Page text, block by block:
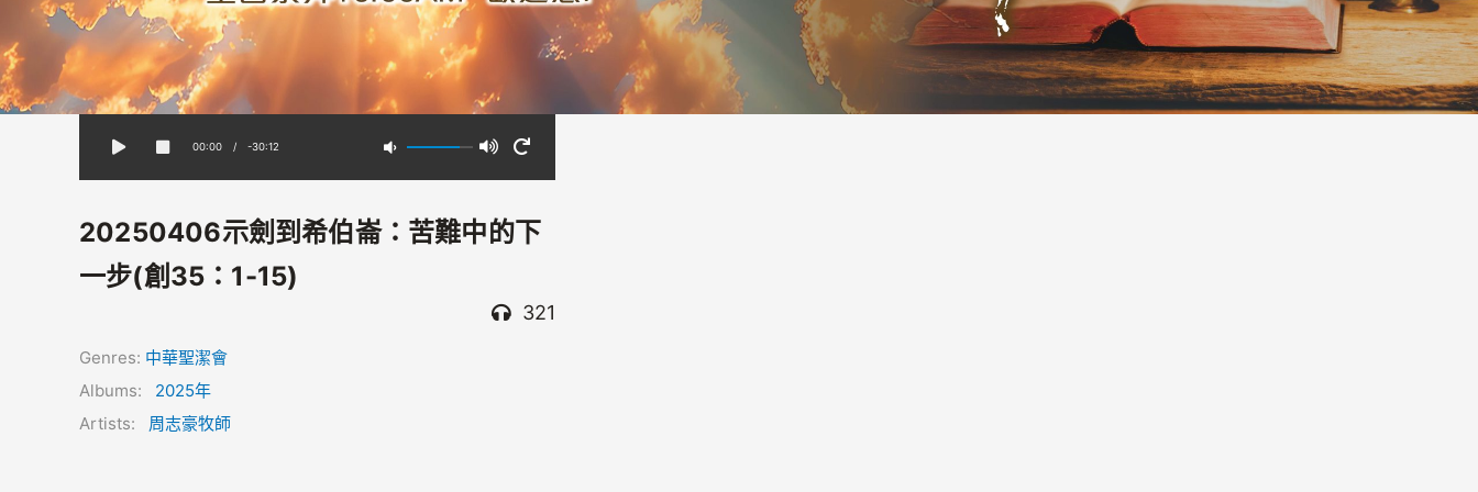
00:00 / -30:12
20250406示劍到希伯崙：苦難中的下
一步(創35：1-15)
321
Genres: 中華聖潔會
Albums: 2025年
Artists: 周志豪牧師